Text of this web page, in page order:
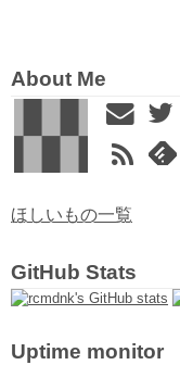
About Me
ほしいもの一覧
GitHub Stats
Uptime monitor